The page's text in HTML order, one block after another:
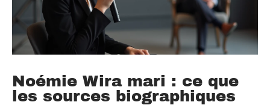
Noémie Wira mari : ce que
les sources biographiques